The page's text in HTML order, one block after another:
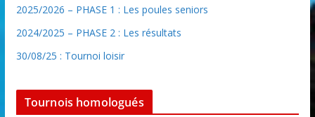
2025/2026 – PHASE 1 : Les poules seniors
2024/2025 – PHASE 2 : Les résultats
30/08/25 : Tournoi loisir
Tournois homologués